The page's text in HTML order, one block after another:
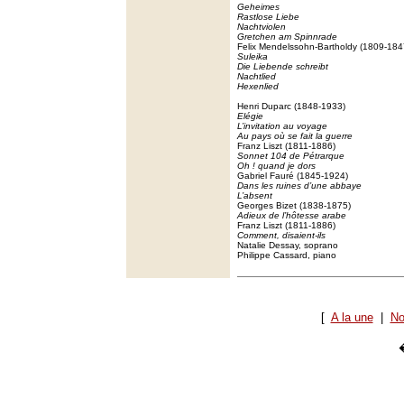
Geheimes
Rastlose Liebe
Nachtviolen
Gretchen am Spinnrade
Felix Mendelssohn-Bartholdy (1809-
Suleika
Die Liebende schreibt
Nachtlied
Hexenlied
Henri Duparc (1848-1933)
Elégie
L’invitation au voyage
Au pays où se fait la guerre
Franz Liszt (1811-1886)
Sonnet 104 de Pétrarque
Oh ! quand je dors
Gabriel Fauré (1845-1924)
Dans les ruines d’une abbaye
L’absent
Georges Bizet (1838-1875)
Adieux de l’hôtesse arabe
Franz Liszt (1811-1886)
Comment, disaient-ils
Natalie Dessay, soprano
Philippe Cassard, piano
[ A la une|